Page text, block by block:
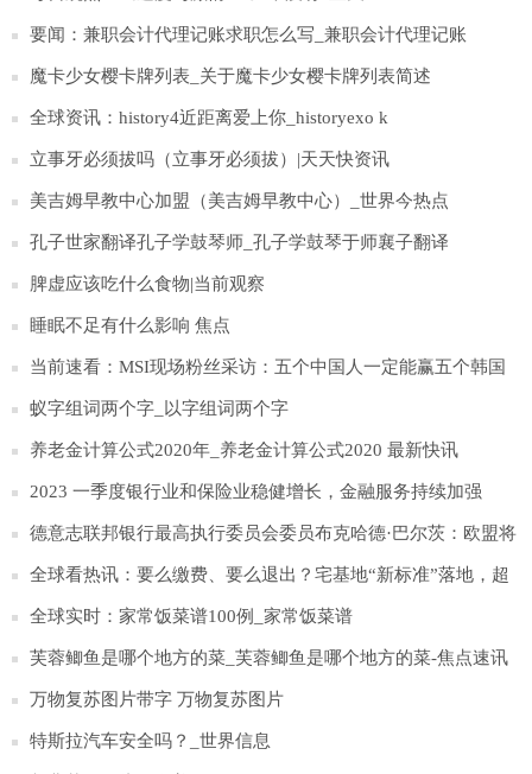
要闻：兼职会计代理记账求职怎么写_兼职会计代理记账
魔卡少女樱卡牌列表_关于魔卡少女樱卡牌列表简述
全球资讯：history4近距离爱上你_historyexo k
立事牙必须拔吗（立事牙必须拔）|天天快资讯
美吉姆早教中心加盟（美吉姆早教中心）_世界今热点
孔子世家翻译孔子学鼓琴师_孔子学鼓琴于师襄子翻译
脾虚应该吃什么食物|当前观察
睡眠不足有什么影响 焦点
当前速看：MSI现场粉丝采访：五个中国人一定能赢五个韩国
人
蚁字组词两个字_以字组词两个字
养老金计算公式2020年_养老金计算公式2020 最新快讯
2023 一季度银行业和保险业稳健增长，金融服务持续加强
德意志联邦银行最高执行委员会委员布克哈德·巴尔茨：欧盟将
明确数字欧元是否可以获得法定货币地位
全球看热讯：要么缴费、要么退出？宅基地“新标准”落地，超
过百平1000元起步
全球实时：家常饭菜谱100例_家常饭菜谱
芙蓉鲫鱼是哪个地方的菜_芙蓉鲫鱼是哪个地方的菜-焦点速讯
万物复苏图片带字 万物复苏图片
特斯拉汽车安全吗？_世界信息